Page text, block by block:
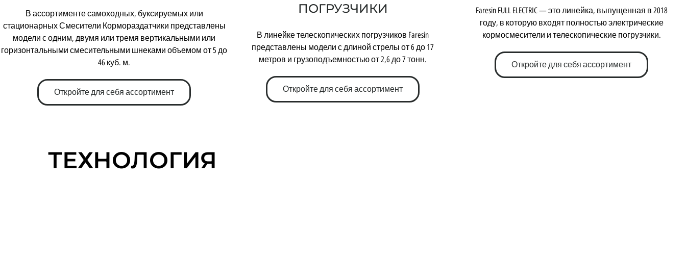
В ассортименте самоходных, буксируемых или
стационарных Смесители Кормораздатчики представлены
модели с одним, двумя или тремя вертикальными или
горизонтальными смесительными шнеками объемом от 5 до
46 куб. м.
Откройте для себя ассортимент
ПОГРУЗЧИКИ
В линейке телескопических погрузчиков Faresin
представлены модели с длиной стрелы от 6 до 17
метров и грузоподъемностью от 2,6 до 7 тонн.
Откройте для себя ассортимент
Faresin FULL ELECTRIC — это линейка, выпущенная в 2018
году, в которую входят полностью электрические
кормосмесители и телескопические погрузчики.
Откройте для себя ассортимент
ТЕХНОЛОГИЯ